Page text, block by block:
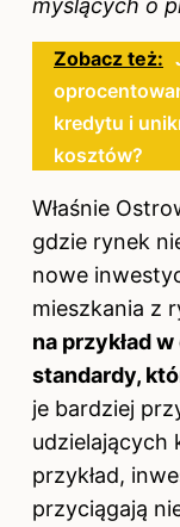
myślących o
Zobacz też:
kredytu i
kosztów?
Właśnie
gdzie rynek
nowe
mieszkania z
na przykład
standardy,
je bardziej
udzielających
przykład,
przyciągają